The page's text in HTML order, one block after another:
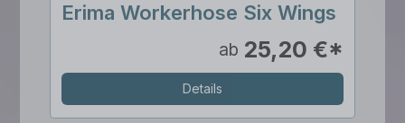
Erima Workerhose Six Wings
ab 25,20 €*
Details